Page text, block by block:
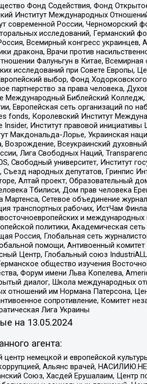
Фонд Содействия, Фонд
Международных Отношений,
России, Черноморский
исследований, Германский
Всемирный конгресс украинцев,
Врачи против
Фалуньгун в Китае,
исследований при Совете Европы,
выбор, Фонд
за права человека,
Международный Библейский
Европейская сеть организаций по
fonds, Королевский Институт
Институт правовой
Макдональда-Лорье, Украинская
Всеукраинский
Лига Свободных Наций,
университет, Институт
народных депутатов, Гринпис
Алтай проект, Образовательный
Тбилиси, Дом прав человека
Сетевое объединение
транспортных рабочих, ИстЧам
и
политики, Академическая
Россия, Глобальная сеть
помощи, Антивоенный комитет
Центр, Глобальный союз
общество изучения
Форум имени Льва Копелева,
диалог, Школа международных
отношений им Нормана Патерсона,
сопротивление, Комитет
Лига Украины
на 13.05.2024
агента:
немецкой и европейской
Альянс врачей,
Союз, Хасдей Ерушалаим, Центр